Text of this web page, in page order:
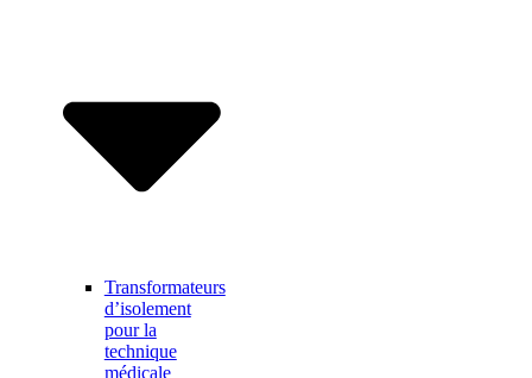
Transformateurs
d’isolement
pour la
technique
médicale